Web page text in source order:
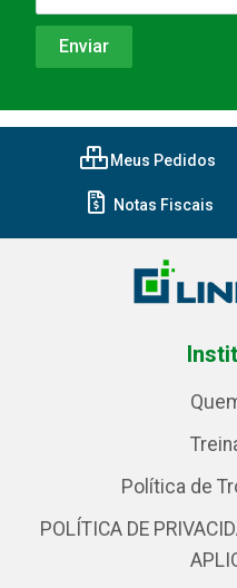
Meus Pedidos
Notas Fiscais
Política de
POLÍTICA DE